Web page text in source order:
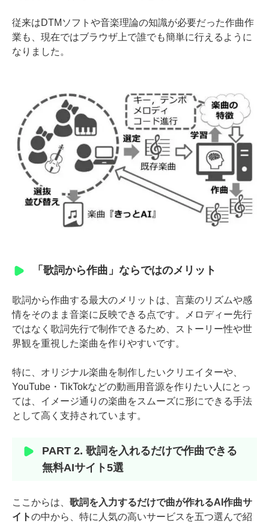
従来はDTMソフトや音楽理論の知識が必要だった作曲作
業も、現在ではブラウザ上で誰でも簡単に行えるように
なりました。
「歌詞から作曲」ならではのメリット
歌詞から作曲する最大のメリットは、言葉のリズムや感
情をそのまま音楽に反映できる点です。メロディー先行
ではなく歌詞先行で制作できるため、ストーリー性や世
界観を重視した楽曲を作りやすいです。
特に、オリジナル楽曲を制作したいクリエイターや、
YouTube・TikTokなどの動画用音源を作りたい人にとっ
ては、イメージ通りの楽曲をスムーズに形にできる手法
として高く支持されています。
PART 2. 歌詞を入れるだけで作曲できる
無料AIサイト5選
ここからは、 歌詞を入力するだけで曲が作れるAI作曲サ
イトの中から、特に人気の高いサービスを五つ選んで紹